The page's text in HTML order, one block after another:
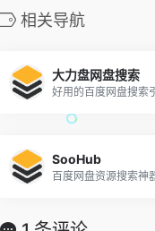
相关导航
大力盘网盘搜索
好用的百度网盘搜索
SooHub
百度网盘资源搜索神